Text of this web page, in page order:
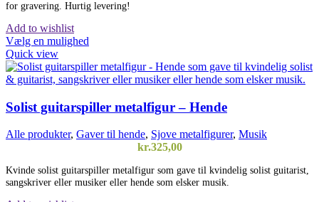
for gravering. Hurtig levering!
Add to wishlist
Vælg en mulighed
Quick view
Solist guitarspiller metalfigur – Hende
Alle produkter, Gaver til hende, Sjove metalfigurer, Musik
kr.325,00
Kvinde solist guitarspiller metalfigur som gave til kvindelig solist guitarist,
sangskriver eller musiker eller hende som elsker musik.